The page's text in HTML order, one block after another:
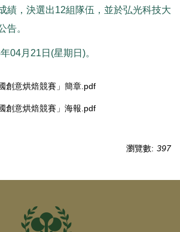
績，決選出12組隊伍，並於弘光科技大
告。
04月21日(星期日)。
創意烘焙競賽」簡章.pdf
創意烘焙競賽」海報.pdf
瀏覽數: 397